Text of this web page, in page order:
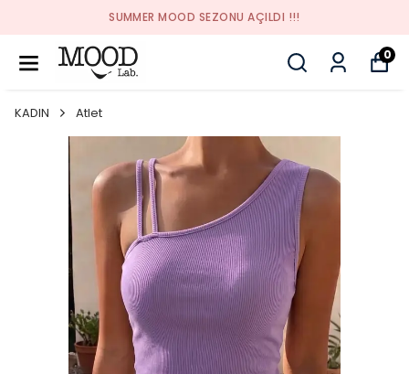
SUMMER MOOD SEZONU AÇILDI !!!
0
KADIN Atlet